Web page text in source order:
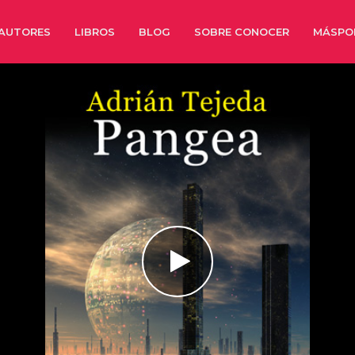
LIBROS BLOG SOBRE CONOCER